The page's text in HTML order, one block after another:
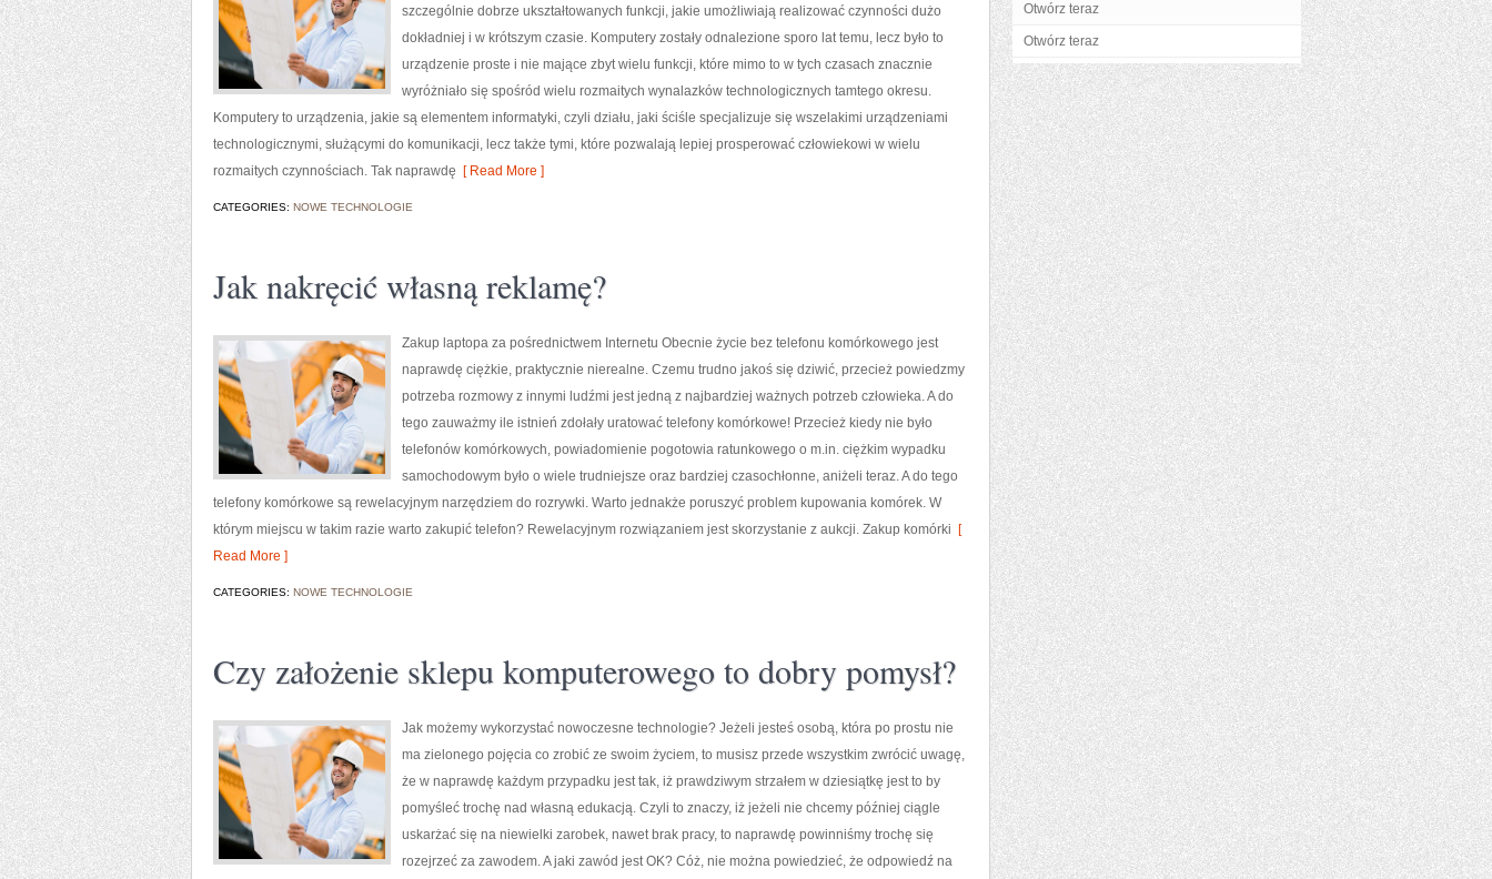
szczególnie dobrze ukształtowanych funkcji, jakie umożliwiają realizować czynności dużo
dokładniej i w krótszym czasie. Komputery zostały odnalezione sporo lat temu, lecz było to
urządzenie proste i nie mające zbyt wielu funkcji, które mimo to w tych czasach znacznie
wyróżniało się spośród wielu rozmaitych wynalazków technologicznych tamtego okresu.
Komputery to urządzenia, jakie są elementem informatyki, czyli działu, jaki ściśle specjalizuje się wszelakimi urządzeniami
technologicznymi, służącymi do komunikacji, lecz także tymi, które pozwalają lepiej prosperować człowiekowi w wielu
rozmaitych czynnościach. Tak naprawdę [ Read More ]
CATEGORIES: NOWE TECHNOLOGIE
Jak nakręcić własną reklamę?
Zakup laptopa za pośrednictwem Internetu Obecnie życie bez telefonu komórkowego jest
naprawdę ciężkie, praktycznie nierealne. Czemu trudno jakoś się dziwić, przecież powiedzmy
potrzeba rozmowy z innymi ludźmi jest jedną z najbardziej ważnych potrzeb człowieka. A do
tego zauważmy ile istnień zdołały uratować telefony komórkowe! Przecież kiedy nie było
telefonów komórkowych, powiadomienie pogotowia ratunkowego o m.in. ciężkim wypadku
samochodowym było o wiele trudniejsze oraz bardziej czasochłonne, aniżeli teraz. A do tego
telefony komórkowe są rewelacyjnym narzędziem do rozrywki. Warto jednakże poruszyć problem kupowania komórek. W
którym miejscu w takim razie warto zakupić telefon? Rewelacyjnym rozwiązaniem jest skorzystanie z aukcji. Zakup komórki [
Read More ]
CATEGORIES: NOWE TECHNOLOGIE
Czy założenie sklepu komputerowego to dobry pomysł?
Jak możemy wykorzystać nowoczesne technologie? Jeżeli jesteś osobą, która po prostu nie
ma zielonego pojęcia co zrobić ze swoim życiem, to musisz przede wszystkim zwrócić uwagę,
że w naprawdę każdym przypadku jest tak, iż prawdziwym strzałem w dziesiątkę jest to by
pomyśleć trochę nad własną edukacją. Czyli to znaczy, iż jeżeli nie chcemy później ciągle
uskarżać się na niewielki zarobek, nawet brak pracy, to naprawdę powinniśmy trochę się
rozejrzeć za zawodem. A jaki zawód jest OK? Cóż, nie można powiedzieć, że odpowiedź na
Otwórz teraz
Otwórz teraz